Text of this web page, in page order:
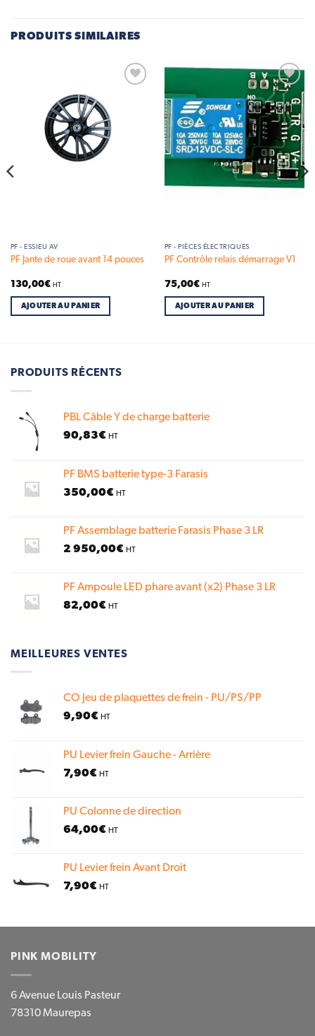
PRODUITS SIMILAIRES
PF - ESSIEU AV
PF Jante de roue avant 14 pouces
130,00€ HT
AJOUTER AU PANIER
Add to
wishlist
PF - PIÈCES ÉLECTRIQUES
PF Contrôle relais démarrage V1
75,00€ HT
AJOUTER AU PANIER
PRODUITS RÉCENTS
PBL Câble Y de charge batterie
90,83€ HT
PF BMS batterie type-3 Farasis
350,00€ HT
PF Assemblage batterie Farasis Phase 3 LR
2 950,00€ HT
PF Ampoule LED phare avant (x2) Phase 3 LR
82,00€ HT
MEILLEURES VENTES
CO Jeu de plaquettes de frein - PU/PS/PP
9,90€ HT
PU Levier frein Gauche - Arrière
7,90€ HT
PU Colonne de direction
64,00€ HT
PU Levier frein Avant Droit
7,90€ HT
PINK MOBILITY
6 Avenue Louis Pasteur
78310 Maurepas